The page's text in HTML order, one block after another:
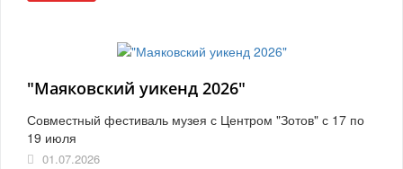
"Маяковский уикенд 2026"
Совместный фестиваль музея с Центром "Зотов" с 17 по
19 июля
01.07.2026